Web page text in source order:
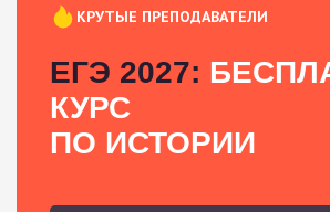
КРУТЫЕ ПРЕПОДАВАТЕЛИ
ЕГЭ 2027:
КУРС
ПО ИСТОРИИ